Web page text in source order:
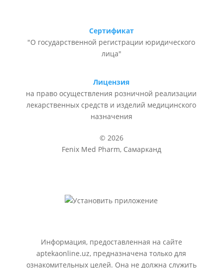
Сертификат
"О государственной регистрации юридического
лица"
Лицензия
на право осуществления розничной реализации
лекарственных средств и изделий медицинского
назначения
© 2026
Fenix Med Pharm, Самарканд
Информация, предоставленная на сайте
aptekaonline.uz, предназначена только для
ознакомительных целей. Она не должна служить